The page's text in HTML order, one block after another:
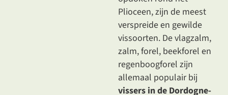
Plioceen, zijn de meest
verspreide en gewilde
vissoorten. De vlagzalm,
zalm, forel, beekforel en
regenboogforel zijn
allemaal populair bij
vissers in de Dordogne-